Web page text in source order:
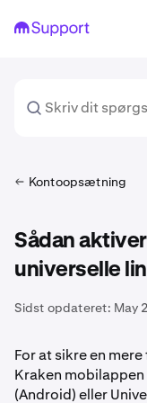
Kontoopsætning
Sådan
universelle
Sidst opdateret: May
For at sikre en
Kraken
(Android) eller